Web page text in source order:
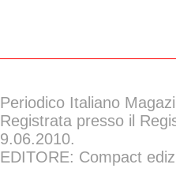
Periodico Italiano
Registrata presso il
9.06.2010.
EDITORE: Compact